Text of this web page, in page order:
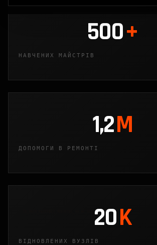
TX_DATA_RECOVERY_PROTOCOL_88.04_ACK_LOADED
500+
НАВЧЕНИХ МАЙСТРІВ
1,2M
ДОПОМОГИ В РЕМОНТІ
20K
ВІДНОВЛЕНИХ ВУЗЛІВ